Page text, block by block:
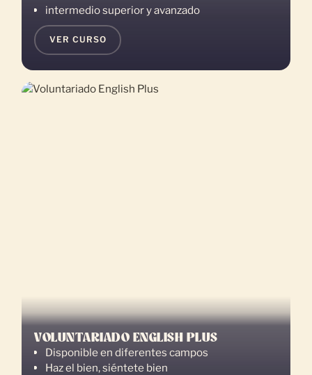
intermedio superior y avanzado
VER CURSO
VOLUNTARIADO ENGLISH PLUS
Disponible en diferentes campos
Haz el bien, siéntete bien